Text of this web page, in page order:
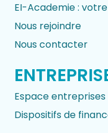
EI-Academie :
Nous rejoindre
Nous contacter
Espace entreprises
Dispositifs de